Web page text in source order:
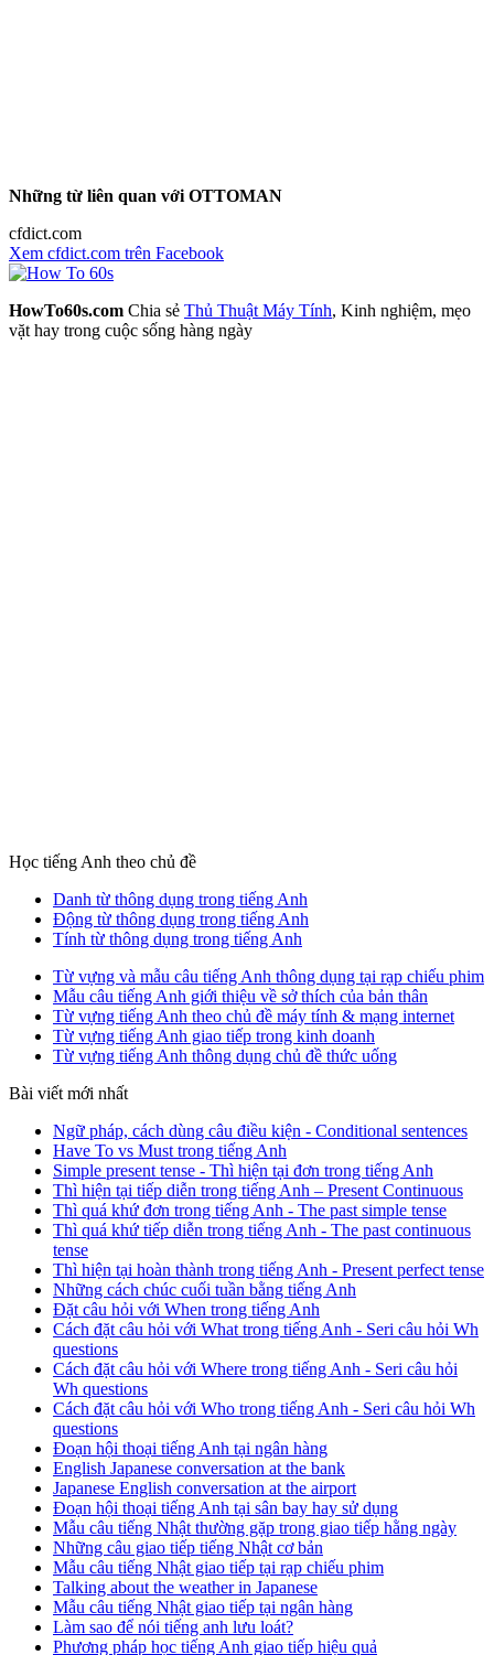
Những từ liên quan với OTTOMAN
cfdict.com
Xem cfdict.com trên Facebook
HowTo60s.com Chia sẻ Thủ Thuật Máy Tính, Kinh nghiệm, mẹo
vặt hay trong cuộc sống hàng ngày
Học tiếng Anh theo chủ đề
Danh từ thông dụng trong tiếng Anh
Động từ thông dụng trong tiếng Anh
Tính từ thông dụng trong tiếng Anh
Từ vựng và mẫu câu tiếng Anh thông dụng tại rạp chiếu phim
Mẫu câu tiếng Anh giới thiệu về sở thích của bản thân
Từ vựng tiếng Anh theo chủ đề máy tính & mạng internet
Từ vựng tiếng Anh giao tiếp trong kinh doanh
Từ vựng tiếng Anh thông dụng chủ đề thức uống
Bài viết mới nhất
Ngữ pháp, cách dùng câu điều kiện - Conditional sentences
Have To vs Must trong tiếng Anh
Simple present tense - Thì hiện tại đơn trong tiếng Anh
Thì hiện tại tiếp diễn trong tiếng Anh – Present Continuous
Thì quá khứ đơn trong tiếng Anh - The past simple tense
Thì quá khứ tiếp diễn trong tiếng Anh - The past continuous
tense
Thì hiện tại hoàn thành trong tiếng Anh - Present perfect tense
Những cách chúc cuối tuần bằng tiếng Anh
Đặt câu hỏi với When trong tiếng Anh
Cách đặt câu hỏi với What trong tiếng Anh - Seri câu hỏi Wh
questions
Cách đặt câu hỏi với Where trong tiếng Anh - Seri câu hỏi
Wh questions
Cách đặt câu hỏi với Who trong tiếng Anh - Seri câu hỏi Wh
questions
Đoạn hội thoại tiếng Anh tại ngân hàng
English Japanese conversation at the bank
Japanese English conversation at the airport
Đoạn hội thoại tiếng Anh tại sân bay hay sử dụng
Mẫu câu tiếng Nhật thường gặp trong giao tiếp hằng ngày
Những câu giao tiếp tiếng Nhật cơ bản
Mẫu câu tiếng Nhật giao tiếp tại rạp chiếu phim
Talking about the weather in Japanese
Mẫu câu tiếng Nhật giao tiếp tại ngân hàng
Làm sao để nói tiếng anh lưu loát?
Phương pháp học tiếng Anh giao tiếp hiệu quả